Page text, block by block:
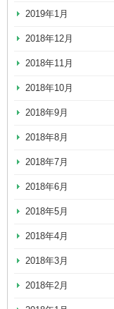
2019年1月
2018年12月
2018年11月
2018年10月
2018年9月
2018年8月
2018年7月
2018年6月
2018年5月
2018年4月
2018年3月
2018年2月